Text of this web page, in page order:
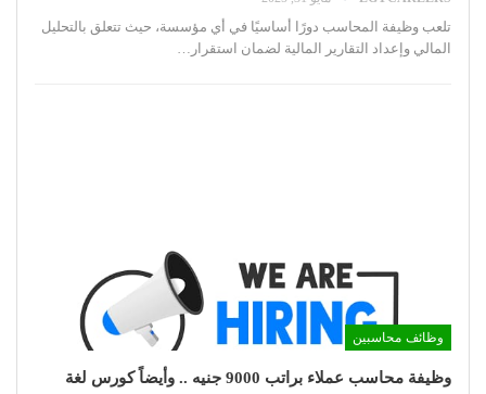
تلعب وظيفة المحاسب دورًا أساسيًا في أي مؤسسة، حيث تتعلق بالتحليل
المالي وإعداد التقارير المالية لضمان استقرار
وظائف محاسبين
وظيفة محاسب عملاء براتب 9000 جنيه .. وأيضاً كورس لغة